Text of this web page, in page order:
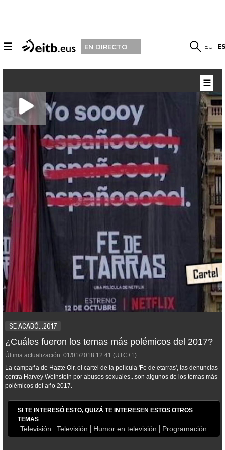
☰ EN DIRECTO EU
SE ACABÓ...2017
¿Cuáles fueron los temas más polémicos del 2017?
Última actualización: 01/01/2018 12:41 (UTC+1)
La campaña de Hazte Oir, el cartel de la película 'Fe de etarras', las denuncias
contra Harvey Weinstein por abusos sexuales...son algunos de los temas más
polémicos del año 2017.
SI TE INTERESÓ ESTO, QUIZÁ TE INTERESEN ESTOS OTROS
TEMAS
Televisión Televisión Humor en televisión Programación
☰